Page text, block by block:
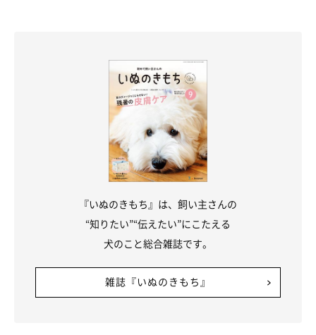
『いぬのきもち』は、飼い主さんの
“知りたい”“伝えたい”にこたえる
犬のこと総合雑誌です。
雑誌『いぬのきもち』